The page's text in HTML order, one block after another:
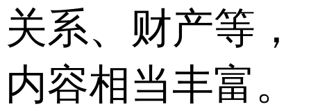
关系、财产等，
内容相当丰富。